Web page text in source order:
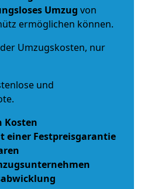
Umzug von
ermöglichen können.
Umzugskosten, nur
und
Kosten
einer Festpreisgarantie